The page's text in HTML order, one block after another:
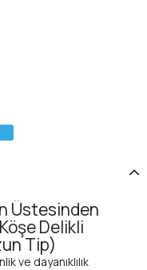
Üstesinden
Delikli
Tip)
ve dayanıklılık